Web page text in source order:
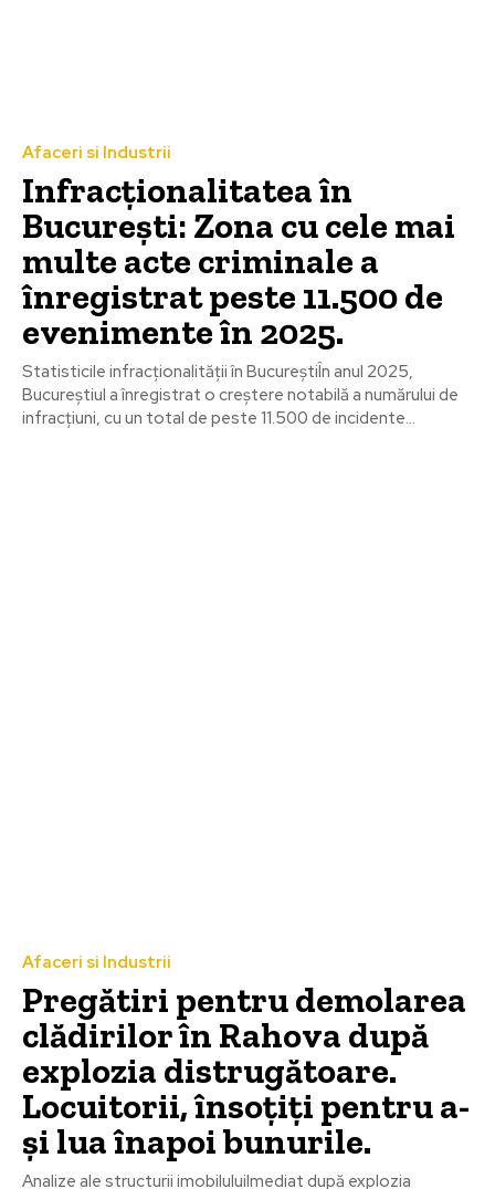
Afaceri si Industrii
Infracționalitatea în
București: Zona cu cele mai
multe acte criminale a
înregistrat peste 11.500 de
evenimente în 2025.
Statisticile infracționalității în BucureștiÎn anul 2025,
Bucureștiul a înregistrat o creștere notabilă a numărului de
infracțiuni, cu un total de peste 11.500 de incidente...
Afaceri si Industrii
Pregătiri pentru demolarea
clădirilor în Rahova după
explozia distrugătoare.
Locuitorii, însoțiți pentru a-
și lua înapoi bunurile.
Analize ale structurii imobiluluiImediat după explozia